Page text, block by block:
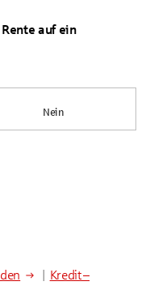
auf ein
Nein
Kredit –